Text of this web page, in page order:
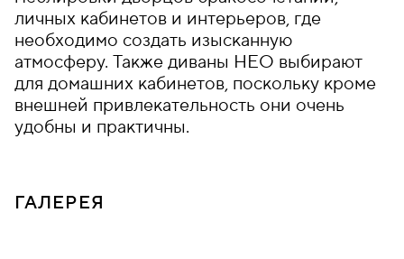
личных кабинетов и интерьеров, где
необходимо создать изысканную
атмосферу. Также диваны НЕО выбирают
для домашних кабинетов, поскольку кроме
внешней привлекательность они очень
удобны и практичны.
ГАЛЕРЕЯ